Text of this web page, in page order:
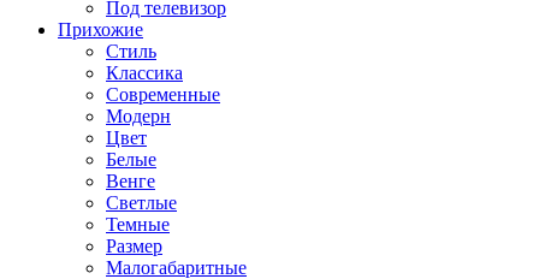
Под телевизор
Прихожие
Стиль
Классика
Современные
Модерн
Цвет
Белые
Венге
Светлые
Темные
Размер
Малогабаритные